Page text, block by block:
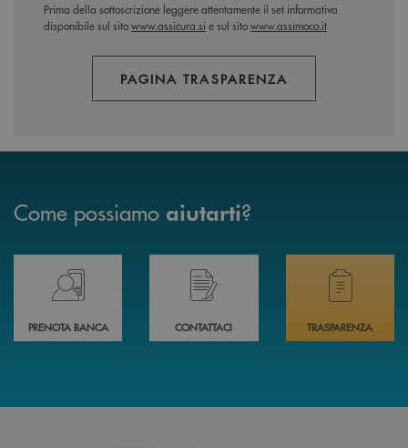
Prima della sottoscrizione leggere attentamente il set informativo
disponibile sul sitowww.assicura.si e sul sitowww.assimoco.it
PAGINA TRASPARENZA
Come possiamo aiutarti?
Prenota il tuo appuntamento in Filiale direttamente da casa 24h su 24h
PRENOTA BANCA
Hai bisogno di assistenza immediata?
CONTATTACI
Hai bisogno di
TRASPARENZA